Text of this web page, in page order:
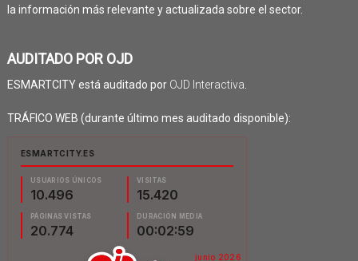
la información más relevante y actualizada sobre el sector.
AUDITADO POR OJD
ESMARTCITY está auditado por OJD Interactiva
TRÁFICO WEB (durante último mes auditado disponible):